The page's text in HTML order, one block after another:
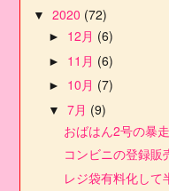
▼2020 (72)
► 12月 (6)
► 11月 (6)
► 10月 (7)
▼7月 (9)
おばはん2号の暴
コンビニの登録販
レジ袋有料化して